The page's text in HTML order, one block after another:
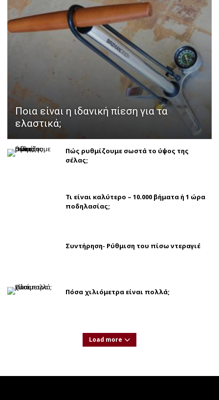
Ποια είναι η ιδανική πίεση για τα
ελαστικά;
Πώς ρυθμίζουμε σωστά το ύψος της
σέλας;
Τι είναι καλύτερο – 10.000 βήματα ή 1 ώρα
ποδηλασίας;
Συντήρηση- Ρύθμιση του πίσω ντεραγιέ
Πόσα χιλιόμετρα είναι πολλά;
Load more